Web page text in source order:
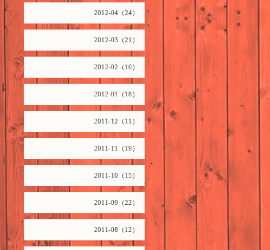
2012-04（24）
2012-03（21）
2012-02（10）
2012-01（18）
2011-12（11）
2011-11（19）
2011-10（15）
2011-09（22）
2011-08（12）